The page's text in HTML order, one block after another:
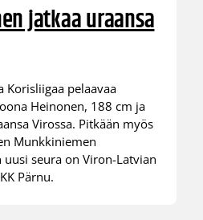
jatkaa uraansa
Korisliigaa pelaavaa
Heinonen, 188 cm ja
Virossa. Pitkään myös
Munkkiniemen
uusi seura on Viron-Latvian
Pärnu.